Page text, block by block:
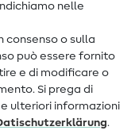
nelle
consenso o sulla
può essere fornito
e di modificare o
Si prega di
e ulteriori informazioni
.